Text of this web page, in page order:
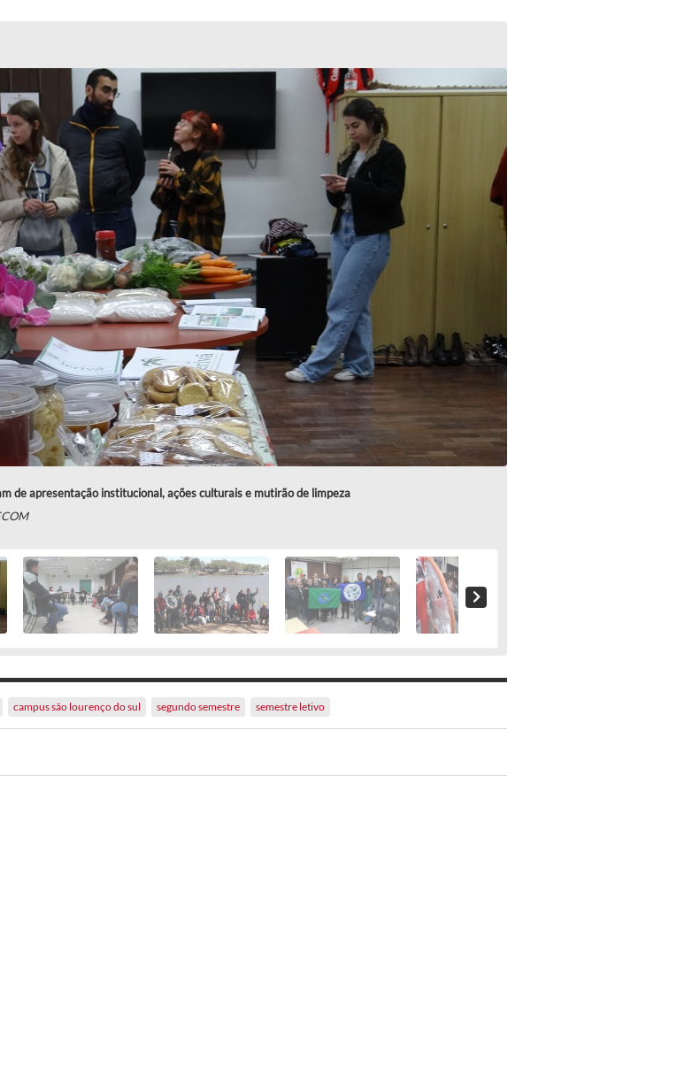
de apresentação institucional, ações culturais e mutirão de limpeza
campus são lourenço do sul segundo semestre semestre letivo